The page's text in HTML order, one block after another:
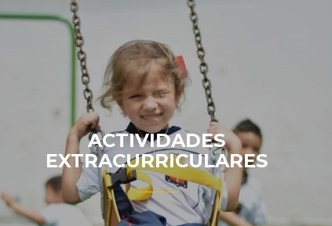
ACTIVIDADES
EXTRACURRICULARES